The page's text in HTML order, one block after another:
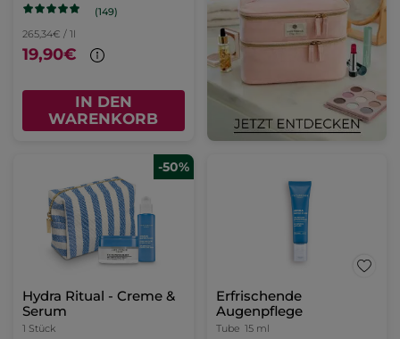
(149)
265,34€ / 1l
19,90€
IN DEN
WARENKORB
-50%
Hydra Ritual - Creme &
Serum
1 Stück
Erfrischende
Augenpflege
Tube 15 ml